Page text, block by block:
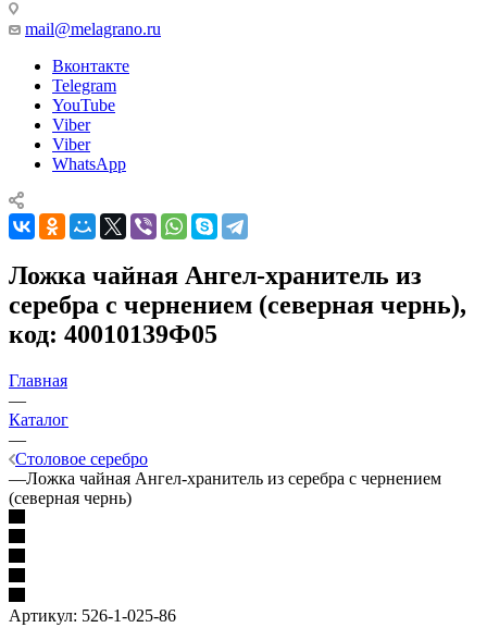
mail@melagrano.ru
Вконтакте
Telegram
YouTube
Viber
Viber
WhatsApp
Ложка чайная Ангел-хранитель из
серебра с чернением (северная чернь),
код: 40010139Ф05
Главная
—
Каталог
—
Столовое серебро
—Ложка чайная Ангел-хранитель из серебра с чернением
(северная чернь)
Артикул: 526-1-025-86